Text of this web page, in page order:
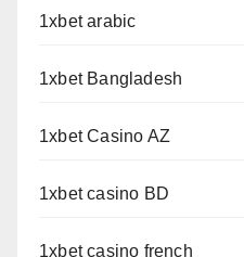
1xbet arabic
1xbet Bangladesh
1xbet Casino AZ
1xbet casino BD
1xbet casino french